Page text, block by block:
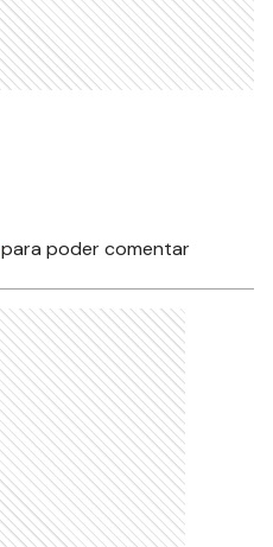
para poder comentar